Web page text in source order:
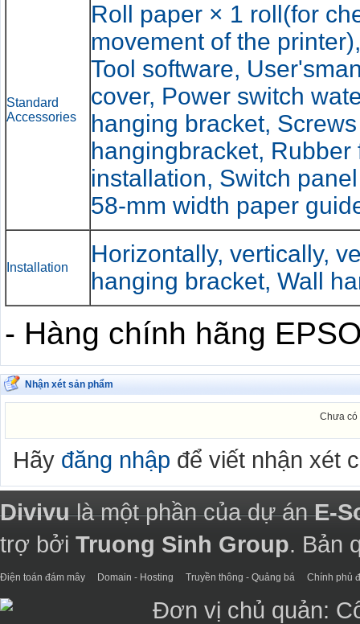
Standard
Accessories
Roll paper × 1 roll(for
movement of the
Tool software,
cover, Power switch
hanging bracket,
hangingbracket, Rubber
installation, Switch
58-mm width paper
Installation
Horizontally, vertically,
hanging bracket, Wall
- Hàng chính hãng
Nhận xét sản phẩm
Chưa có
Hãy đăng nhập để viết nhận xét
Divivulà một phần của dự ánE-
trợ bởi Truong Sinh Group. Bản
Điện toán đám mây Domain - Hosting Truyền thông - Quảng bá Chính phủ
Đơn vị chủ quản: